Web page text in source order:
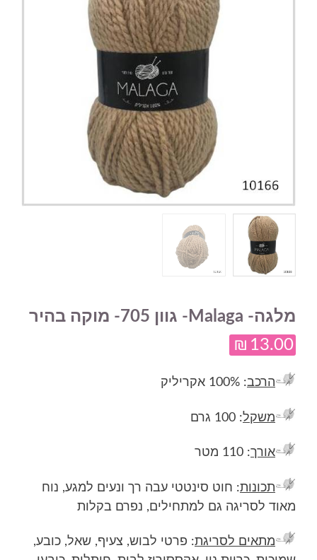
מלגה- Malaga- גוון 705- מוקה בהיר
₪ 13.00
הרכב: 100% אקריליק
משקל: 100 גרם
אורך: 110 מטר
תכונות: חוט סינטטי עבה רך ונעים למגע, נוח
מאוד לסריגה גם למתחילים, נפרם בקלות
מתאים לסריגת: פרטי לבוש, צעיף, שאל, כובע,